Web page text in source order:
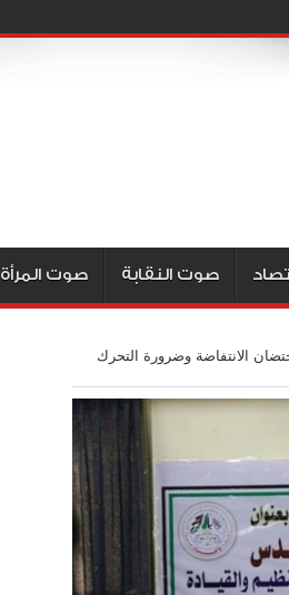
صوت النقابة صوت المرأة
الانتفاضة وضرورة التحرك